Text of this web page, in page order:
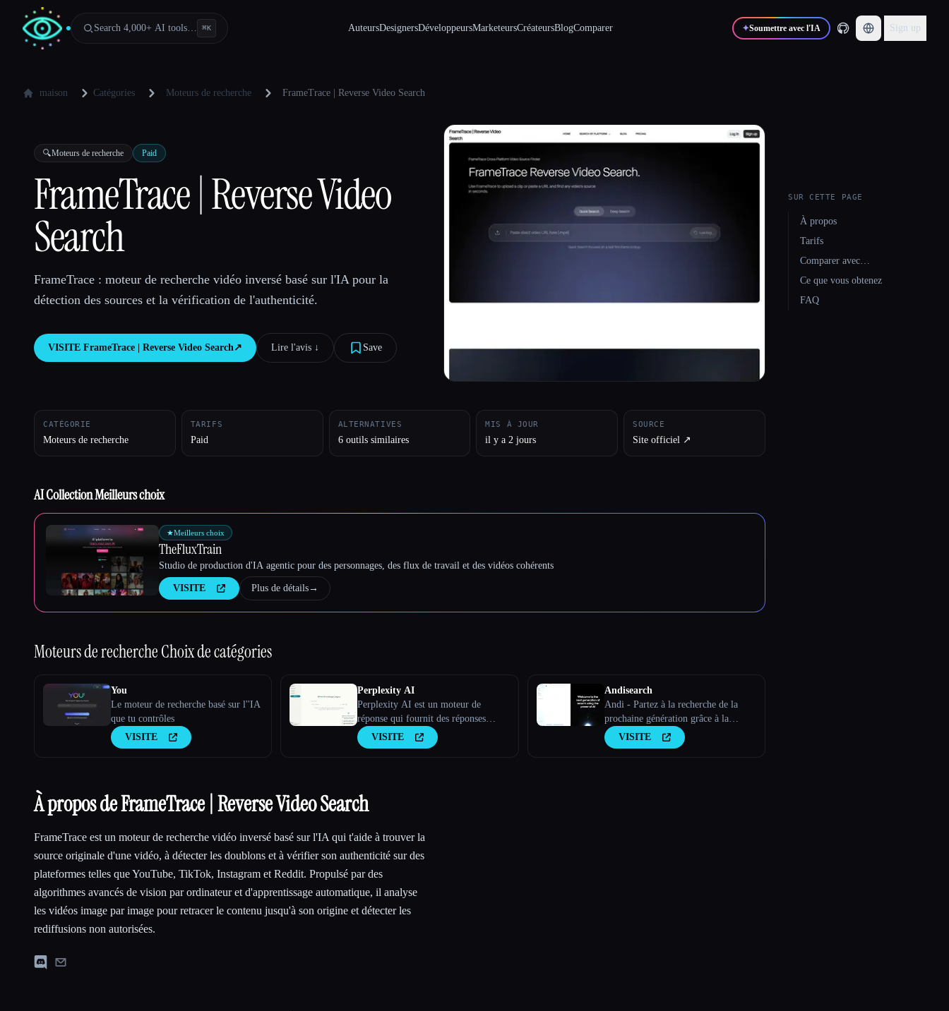
Search 4,000+ AI tools… ⌘K AuteursDesignersDéveloppeursMarketeursCréateursBlogComparer ✦Soumettre avec l'IA Sign up
maison Catégories Moteurs de recherche FrameTrace | Reverse Video Search
🔍Moteurs de recherche Paid
FrameTrace | Reverse Video
Search
FrameTrace : moteur de recherche vidéo inversé basé sur l'IA pour la
détection des sources et la vérification de l'authenticité.
VISITE FrameTrace | Reverse Video Search ↗︎ Lire l'avis ↓︎ Save
CATÉGORIE
Moteurs de recherche
TARIFS
Paid
ALTERNATIVES
6 outils similaires
MIS À JOUR
il y a 2 jours
SOURCE
Site officiel ↗︎
AI Collection Meilleurs choix
★Meilleurs choix
TheFluxTrain
Studio de production d'IA agentic pour des personnages, des flux de travail et des vidéos cohérents
VISITE Plus de détails→
Moteurs de rechercheChoix de catégories
You
Le moteur de recherche basé sur l''IA
que tu contrôles
VISITE
Perplexity AI
Perplexity AI est un moteur de
réponse qui fournit des réponses
précises à des questions complexes à
l''aide de grands modèles
VISITE
Andisearch
Andi - Partez à la recherche de la
prochaine génération grâce à la
puissance de l''IA
VISITE
À propos de FrameTrace | Reverse Video Search
FrameTrace est un moteur de recherche vidéo inversé basé sur l'IA qui t'aide à trouver la
source originale d'une vidéo, à détecter les doublons et à vérifier son authenticité sur des
plateformes telles que YouTube, TikTok, Instagram et Reddit. Propulsé par des
algorithmes avancés de vision par ordinateur et d'apprentissage automatique, il analyse
les vidéos image par image pour retracer le contenu jusqu'à son origine et détecter les
rediffusions non autorisées.
SUR CETTE PAGE
À propos
Tarifs
Comparer avec…
Ce que vous obtenez
FAQ